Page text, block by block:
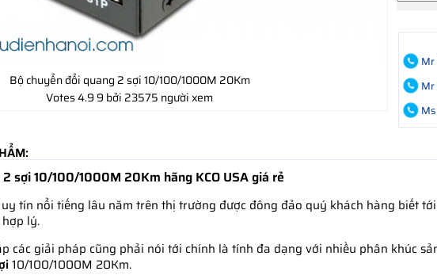
Bộ chuyển đổi quang 2 sợi 10/100/1000M 20Km
Votes4.99bởi 23575 người xem
sợi 10/100/1000M 20Km hãng KCO USA giá rẻ
tín nổi tiếng lâu năm trên thị trường được đông đảo quý khách hàng biết
lý.
các giải pháp cũng phải nói tới chính là tính đa dạng với nhiều phân khúc
10/100/1000M 20Km.